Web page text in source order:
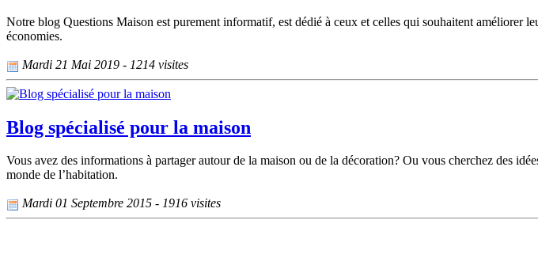
Notre blog Questions Maison est purement informatif, est dédié à ceux et celles qui souhaitent améliorer
économies.
Mardi 21 Mai 2019 - 1214 visites
Blog spécialisé pour la maison
Vous avez des informations à partager autour de la maison ou de la décoration? Ou vous cherchez des
monde de l’habitation.
Mardi 01 Septembre 2015 - 1916 visites